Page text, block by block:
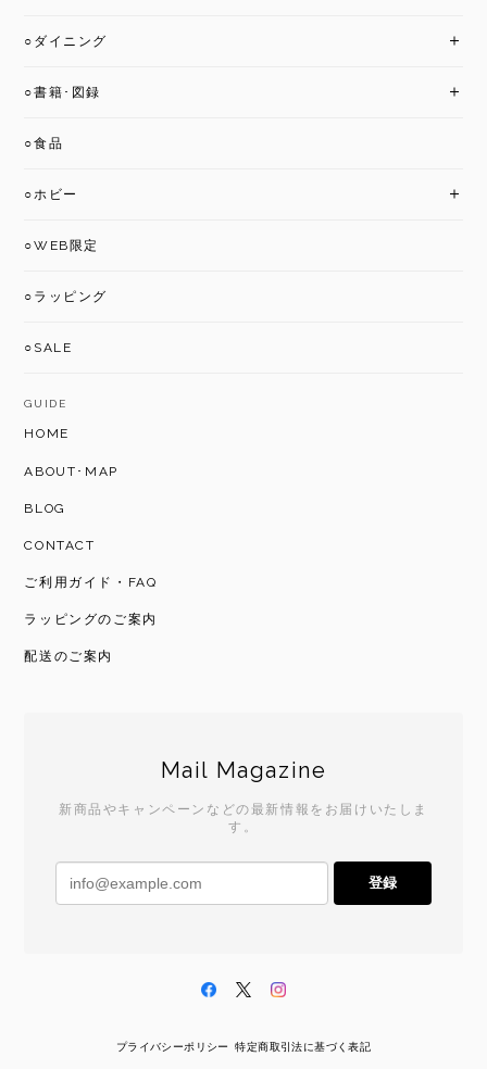
○ダイニング
○書籍･図録
○食品
○ホビー
○WEB限定
○ラッピング
○SALE
GUIDE
HOME
ABOUT･MAP
BLOG
CONTACT
ご利用ガイド・FAQ
ラッピングのご案内
配送のご案内
Mail Magazine
新商品やキャンペーンなどの最新情報をお届けいたしま
す。
登録
プライバシーポリシー 特定商取引法に基づく表記